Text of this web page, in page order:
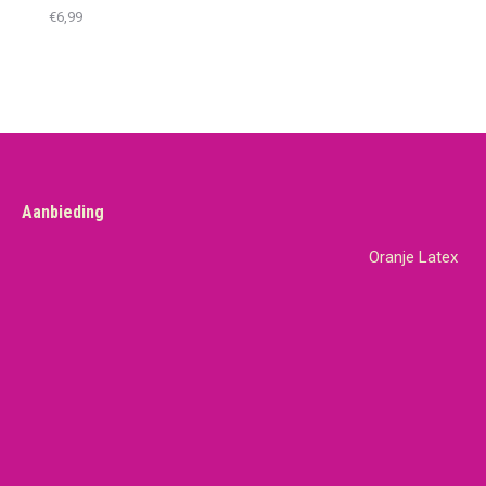
€6,99
Aanbieding
Oranje Latex